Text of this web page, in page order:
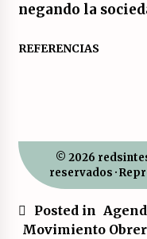
negando la
REFERENCIAS
© 2026
reservados ·
Posted in
Movimiento